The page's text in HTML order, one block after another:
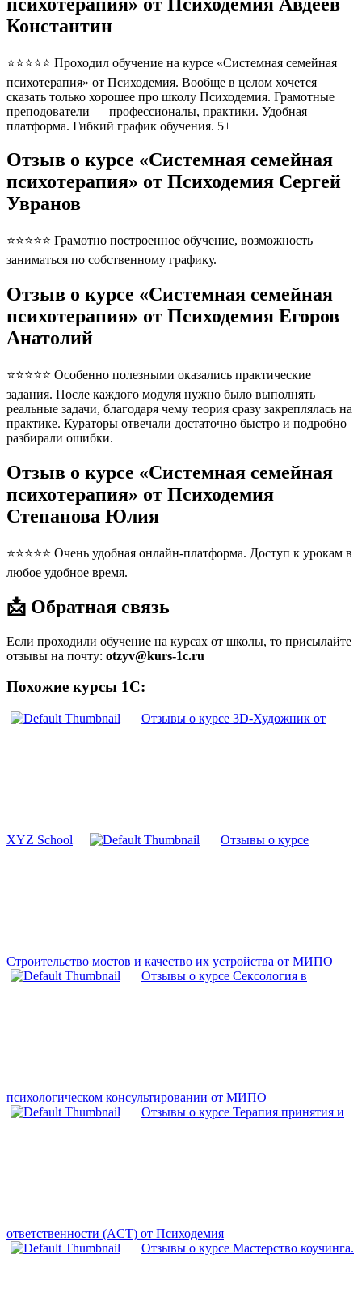
Константин
⭐⭐⭐⭐⭐ Проходил обучение на курсе «Системная семейная
психотерапия» от Психодемия. Вообще в целом хочется
сказать только хорошее про школу Психодемия. Грамотные
преподователи — профессионалы, практики. Удобная
платформа. Гибкий график обучения. 5+
Отзыв о курсе «Системная семейная
психотерапия» от Психодемия Сергей
Увранов
⭐⭐⭐⭐⭐ Грамотно построенное обучение, возможность
заниматься по собственному графику.
Отзыв о курсе «Системная семейная
психотерапия» от Психодемия Егоров
Анатолий
⭐⭐⭐⭐⭐ Особенно полезными оказались практические
задания. После каждого модуля нужно было выполнять
реальные задачи, благодаря чему теория сразу закреплялась на
практике. Кураторы отвечали достаточно быстро и подробно
разбирали ошибки.
Отзыв о курсе «Системная семейная
психотерапия» от Психодемия
Степанова Юлия
⭐⭐⭐⭐⭐ Очень удобная онлайн-платформа. Доступ к урокам в
любое удобное время.
📩 Обратная связь
Если проходили обучение на курсах от школы, то присылайте
отзывы на почту: otzyv@kurs-1c.ru
Похожие курсы 1С:
Отзывы о курсе 3D-Художник от
XYZ School Отзывы о курсе
Строительство мостов и качество их устройства от МИПО
Отзывы о курсе Сексология в
психологическом консультировании от МИПО
Отзывы о курсе Терапия принятия и
ответственности (ACT) от Психодемия
Отзывы о курсе Мастерство коучинга.